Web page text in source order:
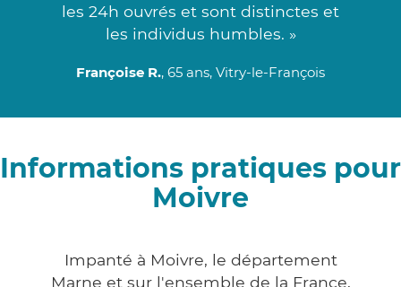
les 24h ouvrés et sont distinctes et
les individus humbles. »
Françoise R., 65 ans, Vitry-le-François
Informations pratiques pour
Moivre
Impanté à Moivre, le département
Marne et sur l'ensemble de la France,